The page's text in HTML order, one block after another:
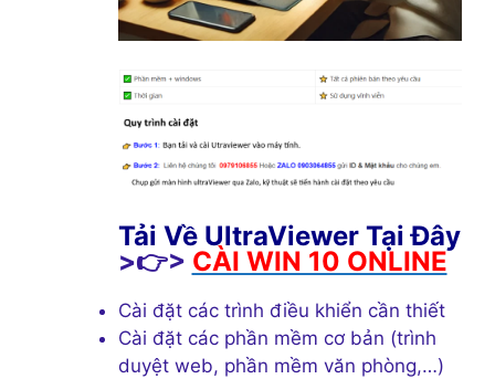
Tải Về UltraViewer Tại Đây
>👉> CÀI WIN 10 ONLINE
Cài đặt các trình điều khiển cần thiết
Cài đặt các phần mềm cơ bản (trình
duyệt web, phần mềm văn phòng,…)